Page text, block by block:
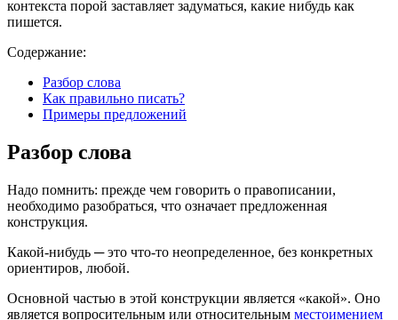
контекста порой заставляет задуматься, какие нибудь как
пишется.
Содержание:
Разбор слова
Как правильно писать?
Примеры предложений
Разбор слова
Надо помнить: прежде чем говорить о правописании,
необходимо разобраться, что означает предложенная
конструкция.
Какой-нибудь ─ это что-то неопределенное, без конкретных
ориентиров, любой.
Основной частью в этой конструкции является «какой». Оно
является вопросительным или относительным местоимением